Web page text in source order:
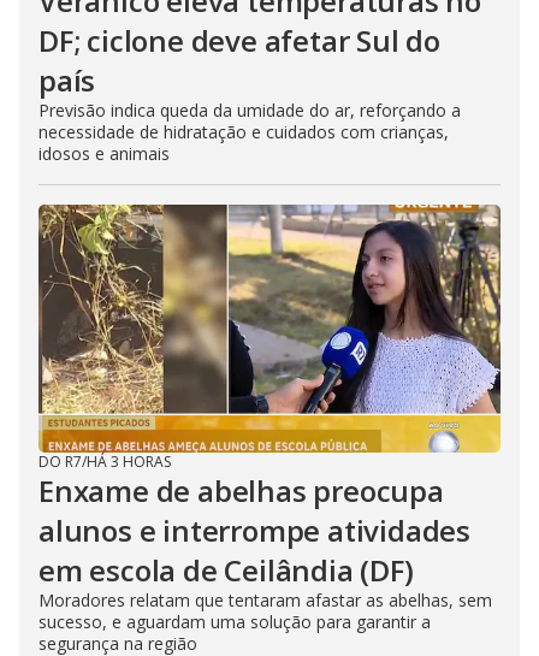
DF; ciclone deve afetar Sul do
país
Previsão indica queda da umidade do ar, reforçando a
necessidade de hidratação e cuidados com crianças,
idosos e animais
DO R7/HÁ 3 HORAS
Enxame de abelhas preocupa
alunos e interrompe atividades
em escola de Ceilândia (DF)
Moradores relatam que tentaram afastar as abelhas, sem
sucesso, e aguardam uma solução para garantir a
segurança na região